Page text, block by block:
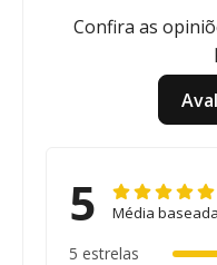
Confira as
5 Média
5 estrelas